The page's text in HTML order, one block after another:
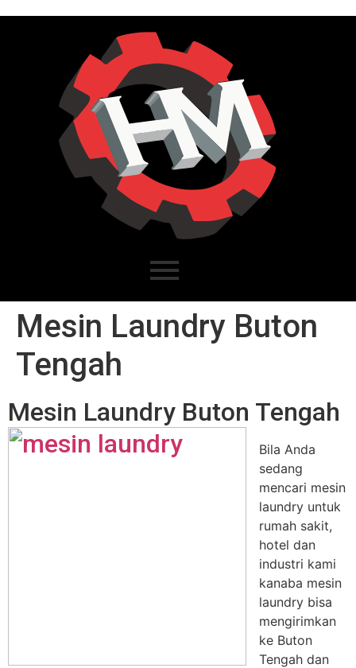
Mesin Laundry Buton
Tengah
Mesin Laundry Buton Tengah
Bila Anda
sedang
mencari mesin
laundry untuk
rumah sakit,
hotel dan
industri kami
kanaba mesin
laundry bisa
mengirimkan
ke Buton
Tengah dan